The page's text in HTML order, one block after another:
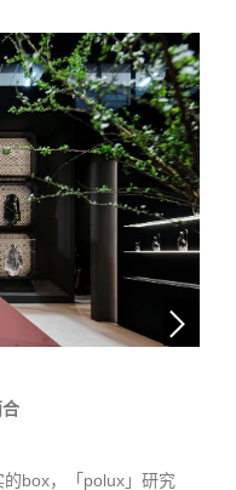
的box，「polux」研究